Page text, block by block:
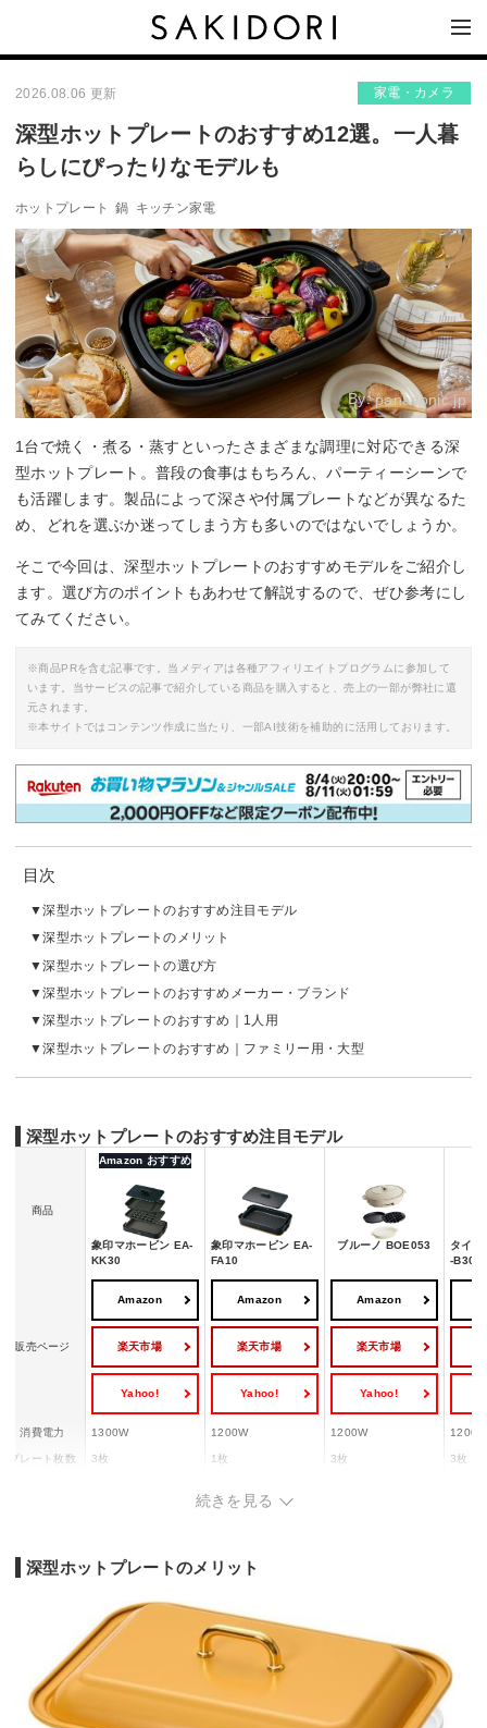
2026.08.06 更新 家電・カメラ
深型ホットプレートのおすすめ12選。一人暮
らしにぴったりなモデルも
ホットプレート 鍋 キッチン家電
By:panasonic.jp
1台で焼く・煮る・蒸すといったさまざまな調理に対応できる深
型ホットプレート。普段の食事はもちろん、パーティーシーンで
も活躍します。製品によって深さや付属プレートなどが異なるた
め、どれを選ぶか迷ってしまう方も多いのではないでしょうか。
そこで今回は、深型ホットプレートのおすすめモデルをご紹介し
ます。選び方のポイントもあわせて解説するので、ぜひ参考にし
てみてください。
※商品PRを含む記事です。当メディアは各種アフィリエイトプログラムに参加して
います。当サービスの記事で紹介している商品を購入すると、売上の一部が弊社に還
元されます。
※本サイトではコンテンツ作成に当たり、一部AI技術を補助的に活用しております。
目次
深型ホットプレートのおすすめ注目モデル
深型ホットプレートのメリット
深型ホットプレートの選び方
深型ホットプレートのおすすめメーカー・ブランド
深型ホットプレートのおすすめ｜1人用
深型ホットプレートのおすすめ｜ファミリー用・大型
深型ホットプレートのおすすめ注目モデル
商品
Amazon おすすめ
象印マホービン EA-
KK30
象印マホービン EA-
FA10
ブルーノ BOE053
タイガ
-B301
販売ページ
Amazon
楽天市場
Yahoo!
Amazon
楽天市場
Yahoo!
Amazon
楽天市場
Yahoo!
消費電力 1300W 1200W 1200W 1200W
プレート枚数 3枚 1枚 3枚 3枚
深さ4cm
本体重量
続きを見る
深型ホットプレートのメリット